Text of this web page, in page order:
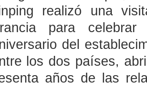
realizó una
para celebrar
del
los dos países,
años de las